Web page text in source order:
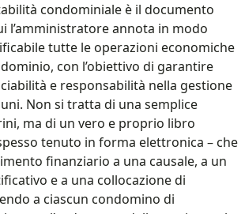
condominiale è il documento
l’amministratore annota in modo
tutte le operazioni economiche
con l’obiettivo di garantire
e responsabilità nella gestione
Non si tratta di una semplice
ma di un vero e proprio libro
tenuto in forma elettronica – che
finanziario a una causale, a un
e a una collocazione di
a ciascun condomino di